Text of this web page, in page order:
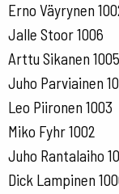
Erno Väyrynen
Jalle Stoor 1006
Arttu Sikanen 1005
Juho Parviainen
Leo Piironen 1003
Miko Fyhr 1002
Juho Rantalaiho
Dick Lampinen